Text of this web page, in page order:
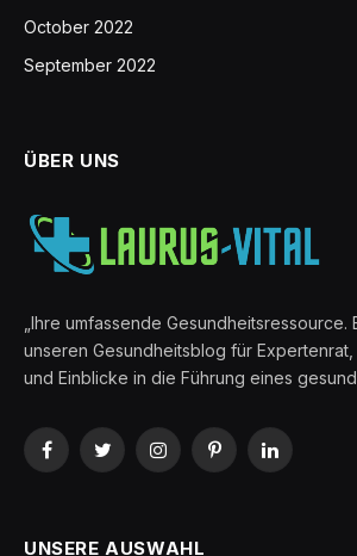
October 2022
September 2022
ÜBER UNS
„Ihre umfassende Gesundheitsressource.
unseren Gesundheitsblog für
und Einblicke in die Führung eines
FacebookTwitterInstagramPinterestLinkedIn
UNSERE AUSWAHL